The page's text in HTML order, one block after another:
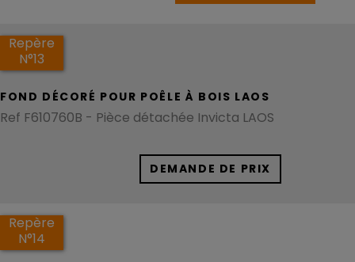
Repère
N°13
FOND DÉCORÉ POUR POÊLE À BOIS LAOS
Ref F610760B - Pièce détachée Invicta LAOS
DEMANDE DE PRIX
Repère
N°14